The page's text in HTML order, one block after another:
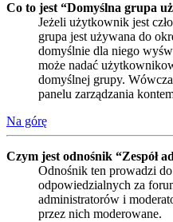
Co to jest “Domyślna grupa
Jeżeli użytkownik jest
grupa jest używana do
domyślnie dla niego
może nadać
domyślnej grupy.
panelu zarządzania
Na górę
Czym jest odnośnik “Zespół
Odnośnik ten prowadzi
odpowiedzialnych za
administratorów i
przez nich moderowane.